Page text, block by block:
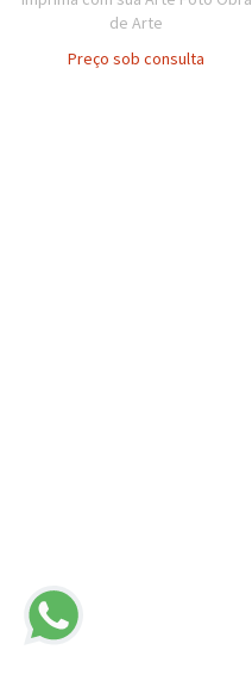
de Arte
Preço sob consulta